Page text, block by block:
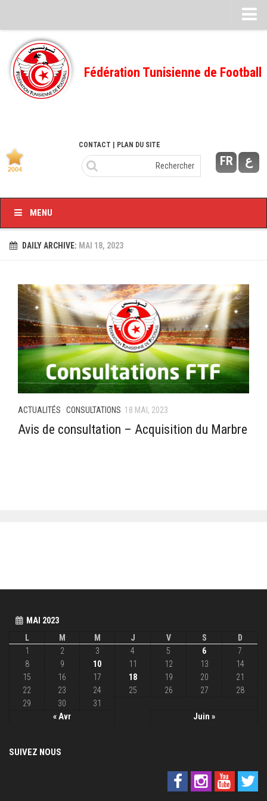
Feuille de match
FMI – 2022/2023
Ligue I – 2022/2023
Ligue I – 2020/2021
Ligue I – 2019/2020
Feuille de match 2017/2018
–Ligue I–
–Ligue II–
Feuille de match 2016/2017
-Ligue I-
Fédération Tunisienne de Football
FR ع
CONTACT | PLAN DU SITE
MENU
DAILY ARCHIVE: MAI 18, 2023
ACTUALITÉS · CONSULTATIONS 18 MAI, 2023
Avis de consultation – Acquisition du Marbre
MAI 2023
L
M M J V S D
« Avr Juin »
1 2 3 4 5 6
7
8
9 10 11 12 13
14
15
16 17 18 19 20
21
22
23 24 25 26 27
28
29
30 31
SUIVEZ NOUS